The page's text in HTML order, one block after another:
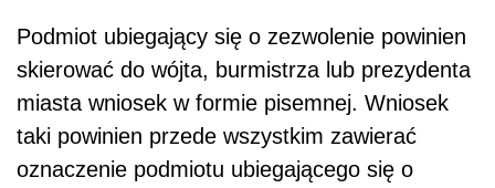
Podmiot ubiegający się o zezwolenie powinien
skierować do wójta, burmistrza lub prezydenta
miasta wniosek w formie pisemnej. Wniosek
taki powinien przede wszystkim zawierać
oznaczenie podmiotu ubiegającego się o